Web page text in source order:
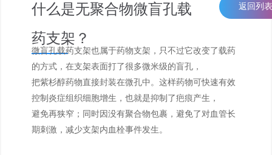
什么是无聚合物微盲孔载
药支架？
返回列
微盲孔载药支架也属于药物支架，只不过它改变了载药
的方式，在支架表面打了很多微米级的盲孔，
把紫杉醇药物直接封装在微孔中。这样药物可快速有效
控制炎症组织细胞增生，也就是抑制了疤痕产生，
避免再狭窄；同时因没有聚合物包裹，避免了对血管长
期刺激，减少支架内血栓事件发生。